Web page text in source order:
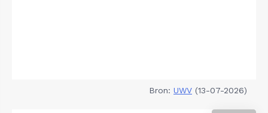
Bron: UWV (13-07-2026)